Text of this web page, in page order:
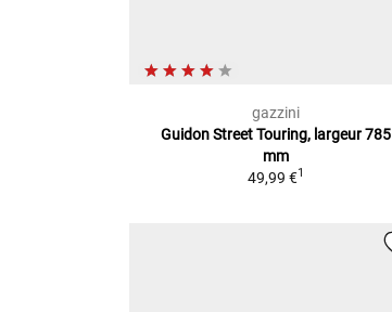
gazzini
Guidon Street Touring, largeur 785
mm
49,99 €1